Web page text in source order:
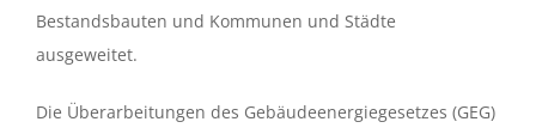
Bestandsbauten und Kommunen und Städte
ausgeweitet.
Die Überarbeitungen des Gebäudeenergiegesetzes (GEG)